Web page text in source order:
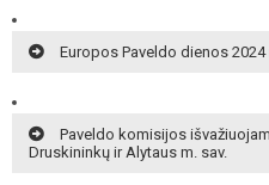
Europos Paveldo dienos 2024
Paveldo komisijos
Druskininkų ir Alytaus m. sav.